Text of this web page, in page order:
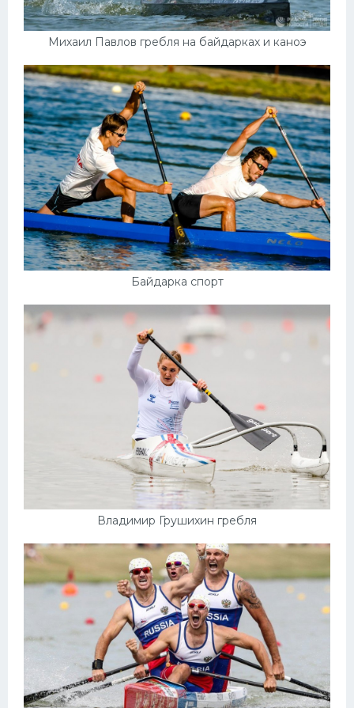
Михаил Павлов гребля на байдарках и каноэ
Байдарка спорт
Владимир Грушихин гребля